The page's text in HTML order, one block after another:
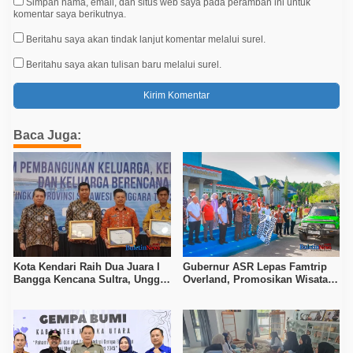
komentar saya berikutnya.
Beritahu saya akan tindak lanjut komentar melalui surel.
Beritahu saya akan tulisan baru melalui surel.
Baca Juga:
Kota Kendari Raih Dua Juara I
Bangga Kencana Sultra, Unggul
Gubernur ASR Lepas Famtrip
Overland, Promosikan Wisata